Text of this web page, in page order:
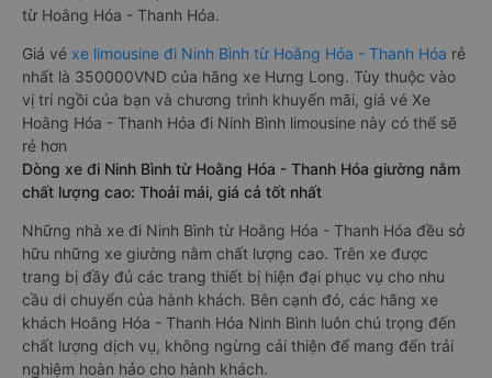
từ Hoằng Hóa - Thanh Hóa.
Giá vé xe limousine đi Ninh Bình từ Hoằng Hóa - Thanh Hóa rẻ
nhất là 350000VND của hãng xe Hưng Long. Tùy thuộc vào
vị trí ngồi của bạn và chương trình khuyến mãi, giá vé Xe
Hoằng Hóa - Thanh Hóa đi Ninh Bình limousine này có thể sẽ
rẻ hơn
Dòng xe đi Ninh Bình từ Hoằng Hóa - Thanh Hóa giường nằm
chất lượng cao: Thoải mái, giá cả tốt nhất
Những nhà xe đi Ninh Bình từ Hoằng Hóa - Thanh Hóa đều sở
hữu những xe giường nằm chất lượng cao. Trên xe được
trang bị đầy đủ các trang thiết bị hiện đại phục vụ cho nhu
cầu di chuyển của hành khách. Bên cạnh đó, các hãng xe
khách Hoằng Hóa - Thanh Hóa Ninh Bình luôn chú trọng đến
chất lượng dịch vụ, không ngừng cải thiện để mang đến trải
nghiệm hoàn hảo cho hành khách.